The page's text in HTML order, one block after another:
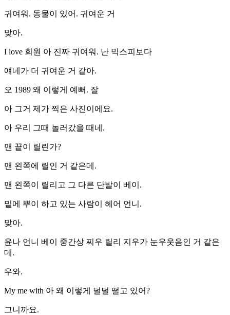
귀여워. 동물이 있어. 귀여운 거
맞아.
I love 회원 아 진짜 귀여워. 난 믹스피보다
얘네가 더 귀여운 거 같아.
오 1989 왜 이렇게 예뻐. 잘
아 그거 제가 찍은 사진이에요.
아 우리 그때 놀러갔을 때네.
맨 끝이 릴린가?
맨 왼쪽에 릴인 거 같은데.
맨 왼쪽이 릴리고 그 다른 단발이 베이.
밑에 뿌이 하고 있는 사람이 헤어 언니.
맞아.
윤나 언니 베이 중간상 찌우 릴리 지우가 눈우웃음인 거 같은
데.
우와.
My me with 아 왜 이렇게 덜덜 떨고 있어?
그니까요.